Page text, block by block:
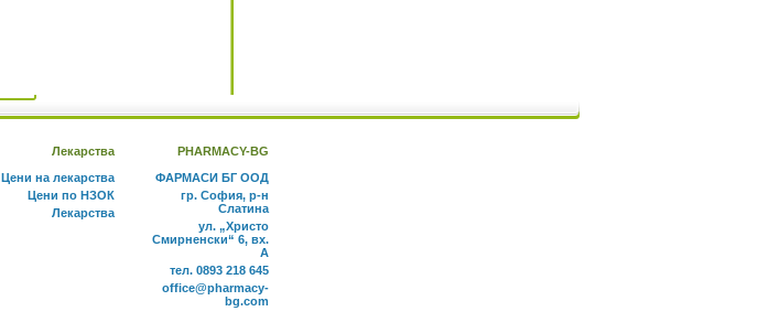
Лекарства
Цени на лекарства
Цени по НЗОК
Лекарства
PHARMACY-BG
ФАРМАСИ БГ ООД
гр. София, р-н
Слатина
ул. „Христо
Смирненски“ 6, вх.
А
тел. 0893 218 645
office@pharmacy-
bg.com